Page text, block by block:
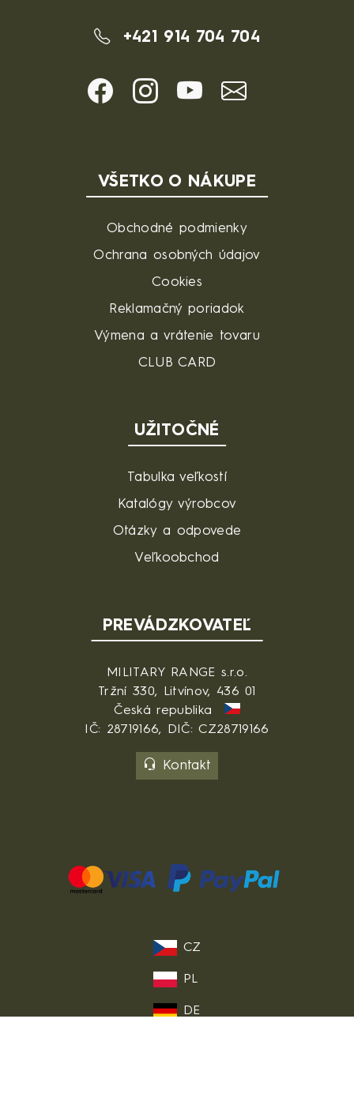
+421 914 704 704
VŠETKO O NÁKUPE
Obchodné podmienky
Ochrana osobných údajov
Cookies
Reklamačný poriadok
Výmena a vrátenie tovaru
CLUB CARD
UŽITOČNÉ
Tabulka veľkostí
Katalógy výrobcov
Otázky a odpovede
Veľkoobchod
PREVÁDZKOVATEĽ
MILITARY RANGE s.r.o.
Tržní 330, Litvínov, 436 01
Česká republika
IČ: 28719166, DIČ: CZ28719166
Kontakt
CZ
PL
DE